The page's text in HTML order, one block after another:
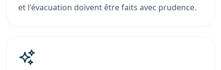
et l'évacuation doivent être faits avec prudence.